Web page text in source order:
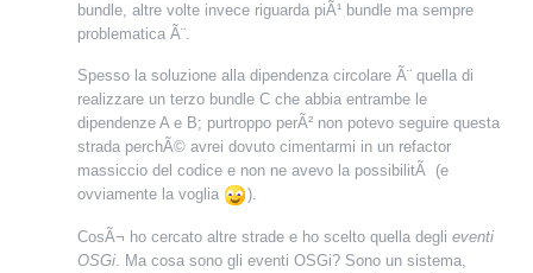
bundle, altre volte invece riguarda piÃ¹ bundle ma sempre
problematica Ã¨.
Spesso la soluzione alla dipendenza circolare Ã¨ quella di
realizzare un terzo bundle C che abbia entrambe le
dipendenze A e B; purtroppo perÃ² non potevo seguire questa
strada perchÃ© avrei dovuto cimentarmi in un refactor
massiccio del codice e non ne avevo la possibilitÃ (e
ovviamente la voglia
).
CosÃ¬ ho cercato altre strade e ho scelto quella degli eventi
OSGi . Ma cosa sono gli eventi OSGi? Sono un sistema,